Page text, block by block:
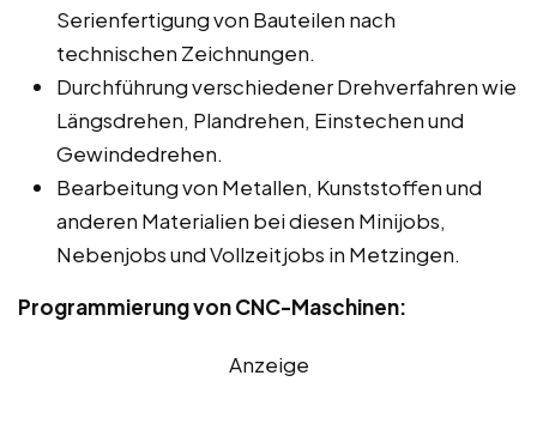
Serienfertigung von Bauteilen nach
technischen Zeichnungen.
Durchführung verschiedener Drehverfahren wie
Längsdrehen, Plandrehen, Einstechen und
Gewindedrehen.
Bearbeitung von Metallen, Kunststoffen und
anderen Materialien bei diesen Minijobs,
Nebenjobs und Vollzeitjobs in Metzingen.
Programmierung von CNC-Maschinen:
Anzeige